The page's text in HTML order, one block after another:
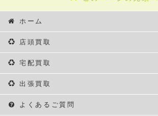
ホーム
店頭買取
宅配買取
出張買取
よくあるご質問